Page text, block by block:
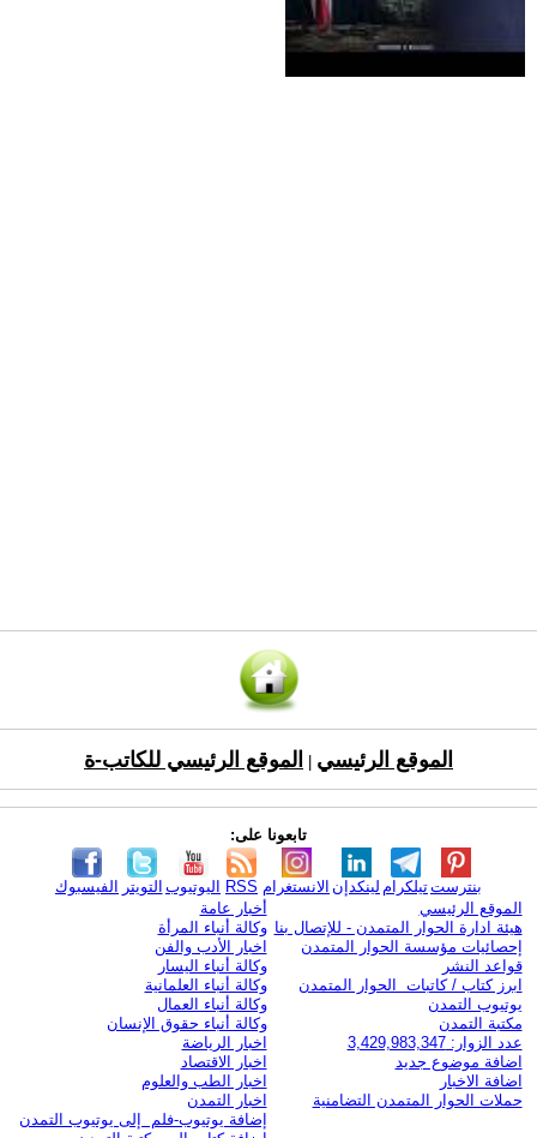
الموقع الرئيسي الموقع الرئيسي للكاتب-ة
تابعونا على:
الفيسبوك التويتر اليوتيوب RSS الانستغرام لينكدإن تيلكرامبنترست
الموقع الرئيسي
هيئة ادارة الحوار المتمدن - للإتصال بنا
إحصائيات مؤسسة الحوار المتمدن
قواعد النشر
ابرز كتاب / كاتبات الحوار المتمدن
يوتيوب التمدن
مكتبة التمدن
عدد الزوار: 3,429,983,347
اضافة موضوع جديد
اضافة الاخبار
حملات الحوار المتمدن التضامنية
أخبار عامة
وكالة أنباء المرأة
اخبار الأدب والفن
وكالة أنباء اليسار
وكالة أنباء العلمانية
وكالة أنباء العمال
وكالة أنباء حقوق الإنسان
اخبار الرياضة
اخبار الاقتصاد
اخبار الطب والعلوم
اخبار التمدن
إضافة يوتيوب-فلم إلى يوتيوب التمدن